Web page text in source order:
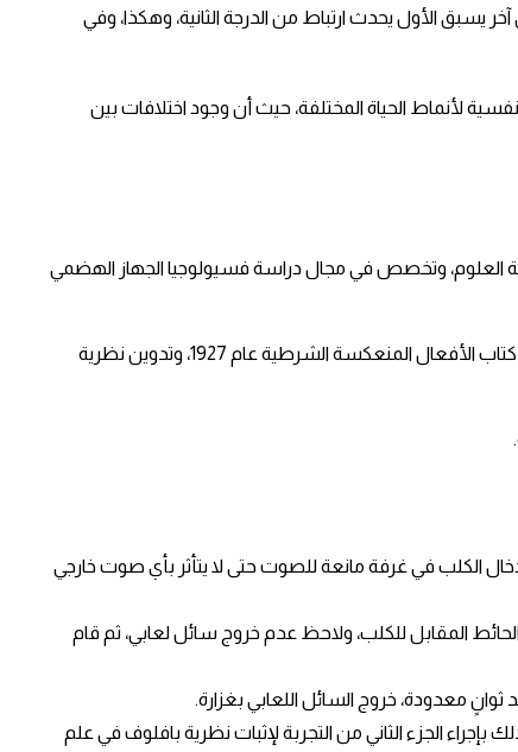
يسبق الأول يحدث ارتباط من الدرجة الثانية، وهكذا، وفي
لأنماط الحياة المختلفة، حيث أن وجود اختلافات بين
1849، ترك بافلوف الدراسة الدينية حتى يتفرغ لدراسة العلوم، وتخصص في مجال دراسة فسيولوجيا الجهاز الهضمي
ركز بافلوف أثناء عمله في الأبحاث على دراسة الفعل المنعكس الشرطي، حيث كان له فضل كبير في تأسيس المدرسة السلوكية، وقام بإصدار كتاب الأفعال المنعكسة الشرطية عام 1927، وتدوين نظرية
الكلب في غرفة مانعة للصوت حتى لا يتأثر بأي صوت خارجي
المقابل للكلب، ولاحظ عدم خروج سائل لعابي، ثم قام
معدودة، خروج السائل اللعابي بغزارة.
الجزء الثاني من التجربة لإثبات نظرية بافلوف في علم